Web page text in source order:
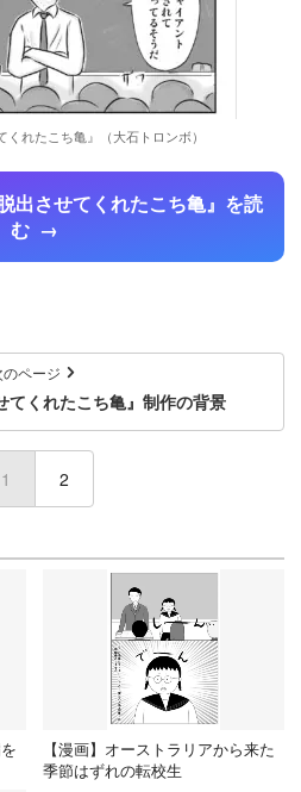
くれたこち亀』（大石トロンボ）
出させてくれたこち亀』を読
む
のページ
てくれたこち亀』制作の背景
1 (current)
2
【漫画】オーストラリアから来た
季節はずれの転校生